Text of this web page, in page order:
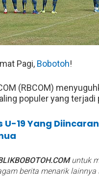
Pagi, Bobotoh!
(RBCOM)
populer yang
19 Yang
untuk
berita menarik lainnya